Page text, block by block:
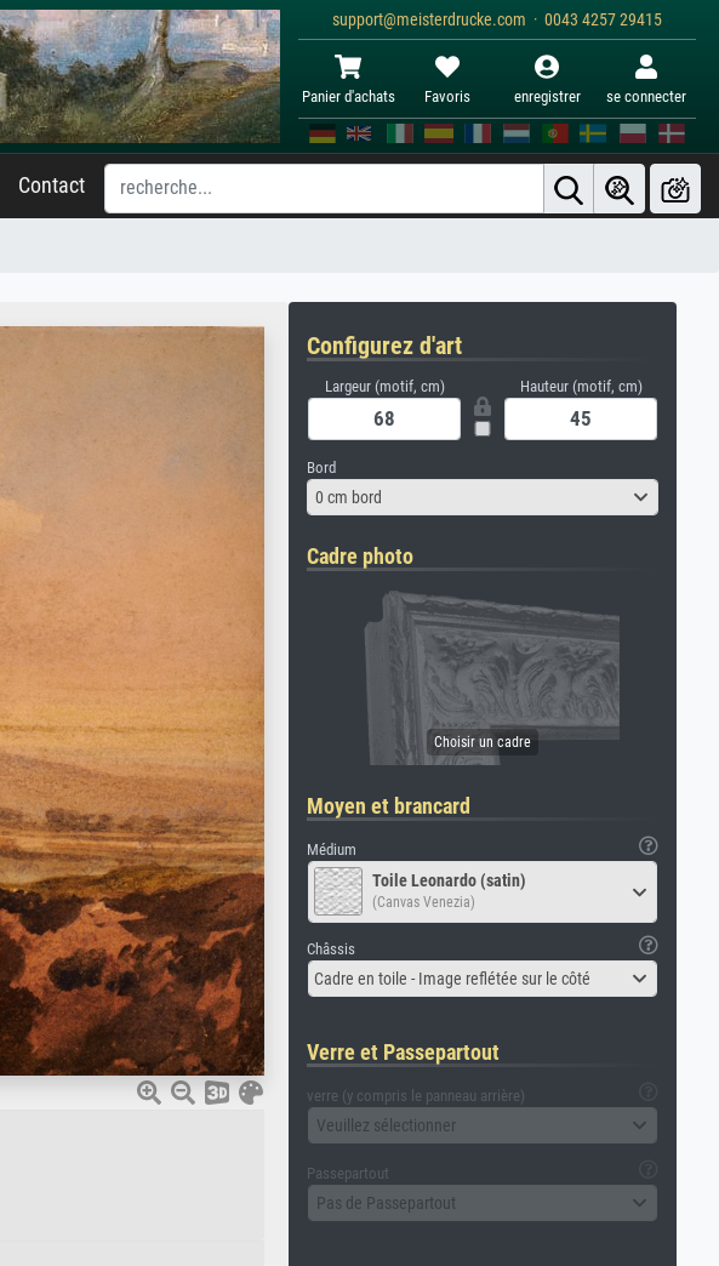
support@meisterdrucke.com · 0043 4257 29415
Panier d'achats Favoris enregistrer se connecter
Contact
Configurez d'art
Largeur (motif, cm) Hauteur (motif, cm)
Bord
0 cm bord
Cadre photo
Moyen et brancard
Médium
Toile Leonardo (satin)
(Canvas Venezia)
Châssis
Cadre en toile - Image reflétée sur le côté
Verre et Passepartout
verre (y compris le panneau arrière)
Veuillez sélectionner
Passepartout
Pas de Passepartout